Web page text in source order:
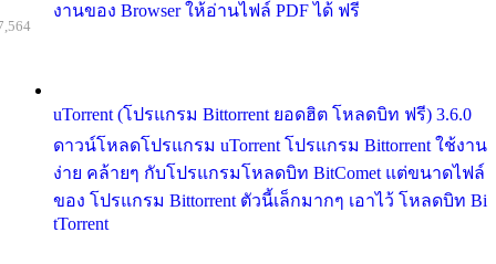
งานของ Browser ให้อ่านไฟล์ PDF ได้ ฟรี
uTorrent (โปรแกรม Bittorrent ยอดฮิต โหลดบิท ฟรี) 3.6.0
ดาวน์โหลดโปรแกรม uTorrent โปรแกรม Bittorrent ใช้งาน
ง่าย คล้ายๆ กับโปรแกรมโหลดบิท BitComet แต่ขนาดไฟล์
ของ โปรแกรม Bittorrent ตัวนี้เล็กมากๆ เอาไว้ โหลดบิท Bi
tTorrent